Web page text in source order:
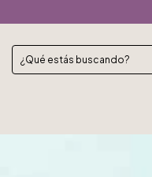
Envíos gratis